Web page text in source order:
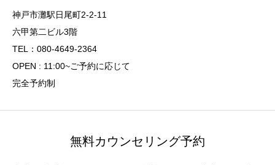
神戸市灘駅日尾町2-2-11
六甲第二ビル3階
TEL：080-4649-2364
OPEN : 11:00~ご予約に応じて
完全予約制
無料カウンセリング予約